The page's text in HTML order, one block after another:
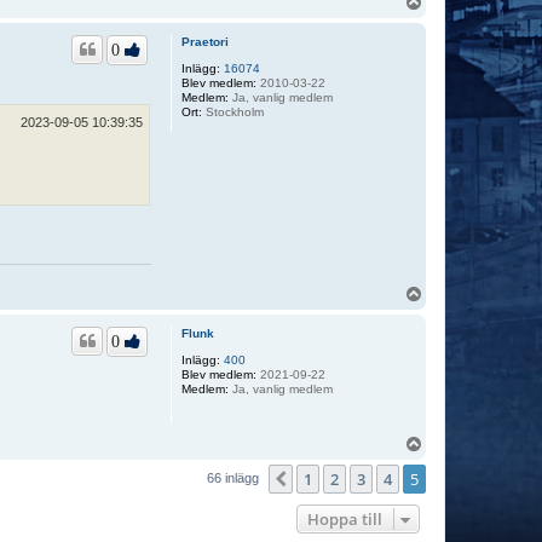
t
a
b
a
Praetori
Inlägg: 16074
Blev medlem: 2010-03-22
Medlem: Ja, vanlig medlem
Ort: Stockholm
0
2023-09-05 10:39:35
Flunk
Inlägg: 400
Blev medlem: 2021-09-22
Medlem: Ja, vanlig medlem
0
66 inlägg Föregående
1 2 3 4 5
Hoppa till